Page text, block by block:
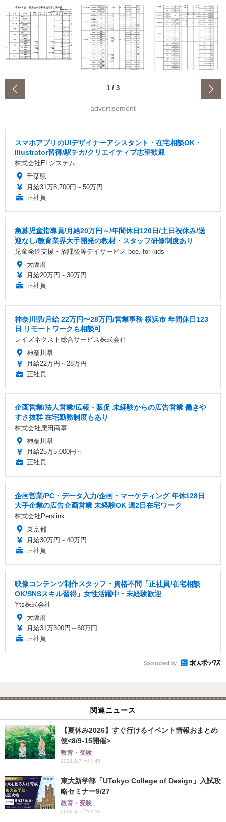
1 / 3
advertisement
スマホアプリのUIデザイナーアシスタント・在宅相談OK・
Illustrator習得/駅チカ/クリエイティブ志望歓迎
株式会社ELシステム
千葉県
月給31万8,700円～50万円
正社員
急募児童指導員/月給20万円～/年間休日120日/土日祝休み/送
迎なし/教育業界大手開発の教材・スタッフ研修制度あり
児童発達支援・放課後等デイサービス bee. for kids
大阪府
月給20万円～30万円
正社員
神奈川県/月給 22万円〜28万円/営業事務 横浜市 年間休日123
日 リモートワークも相談可
レイズネクスト総合サービス株式会社
神奈川県
月給22万円～28万円
正社員
企画営業/法人営業/広報・販促 未経験からの広告営業 働きや
すさ抜群 在宅勤務制度もあり
株式会社廣田商事
神奈川県
月給25万5,000円～
正社員
企画営業/PC・データ入力/企画・マーケティング 年休128日
大手企業の広告企画営業 未経験OK 週2日在宅ワーク
株式会社Perslink
東京都
月給30万円～40万円
正社員
映像コンテンツ制作スタッフ・資格不問「正社員/在宅相談
OK/SNSスキル習得」女性活躍中・未経験歓迎
Yts株式会社
大阪府
月給31万300円～60万円
正社員
Sponsored by
関連ニュース
【夏休み2026】すぐ行けるイベント情報おまとめ
便<8/9-15開催>
教育・受験
2026.8.7 Fri 1:45
東大新学部「UTokyo College of Design」入試攻
略セミナー9/27
教育・受験
2026.8.7 Fri 1:15